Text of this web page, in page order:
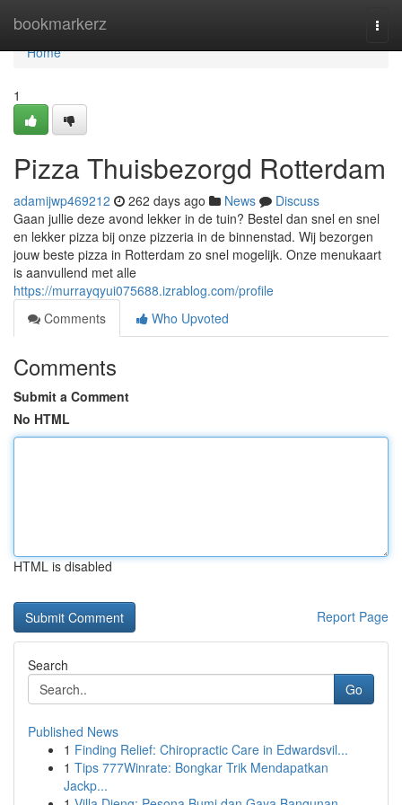
bookmarkerz
Home
Home
1
Pizza Thuisbezorgd Rotterdam
adamijwp469212 262 days ago News
Discuss
Gaan jullie deze avond lekker in de tuin? Bestel dan snel en snel
en lekker pizza bij onze pizzeria in de binnenstad. Wij bezorgen
jouw beste pizza in Rotterdam zo snel mogelijk. Onze menukaart
is aanvullend met alle
https://murrayqyui075688.izrablog.com/profile
Comments
Who Upvoted
Comments
Submit a Comment
No HTML
HTML is disabled
Report Page
Search
Go
Published News
1 Finding Relief: Chiropractic Care in Edwardsvil...
1 Tips 777Winrate: Bongkar Trik Mendapatkan
Jackp...